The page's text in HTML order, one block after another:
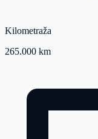
Kilometraža
265.000 km